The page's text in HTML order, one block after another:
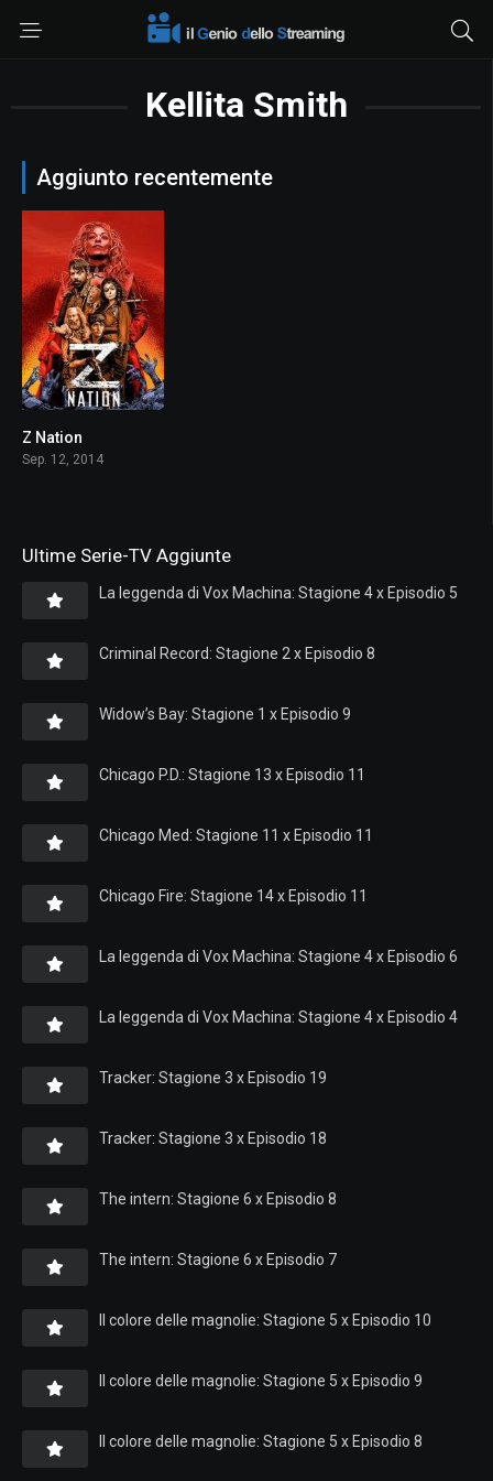
Kellita Smith
Aggiunto recentemente
Z Nation
Sep. 12, 2014
Ultime Serie-TV Aggiunte
La leggenda di Vox Machina: Stagione 4 x Episodio 5
Criminal Record: Stagione 2 x Episodio 8
Widow’s Bay: Stagione 1 x Episodio 9
Chicago P.D.: Stagione 13 x Episodio 11
Chicago Med: Stagione 11 x Episodio 11
Chicago Fire: Stagione 14 x Episodio 11
La leggenda di Vox Machina: Stagione 4 x Episodio 6
La leggenda di Vox Machina: Stagione 4 x Episodio 4
Tracker: Stagione 3 x Episodio 19
Tracker: Stagione 3 x Episodio 18
The intern: Stagione 6 x Episodio 8
The intern: Stagione 6 x Episodio 7
Il colore delle magnolie: Stagione 5 x Episodio 10
Il colore delle magnolie: Stagione 5 x Episodio 9
Il colore delle magnolie: Stagione 5 x Episodio 8